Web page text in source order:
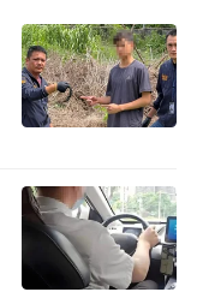
多来自世界各
凰卫视、凤凰
资源，并分别
等话题交换了
体的力量让全